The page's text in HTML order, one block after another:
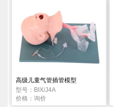
高级儿童气管插管模型
型号：BIX/J4A
价格：询价